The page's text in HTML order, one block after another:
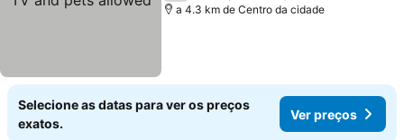
a 4.3 km de Centro da cidade
Selecione as datas para ver os preços
exatos.
Ver preços